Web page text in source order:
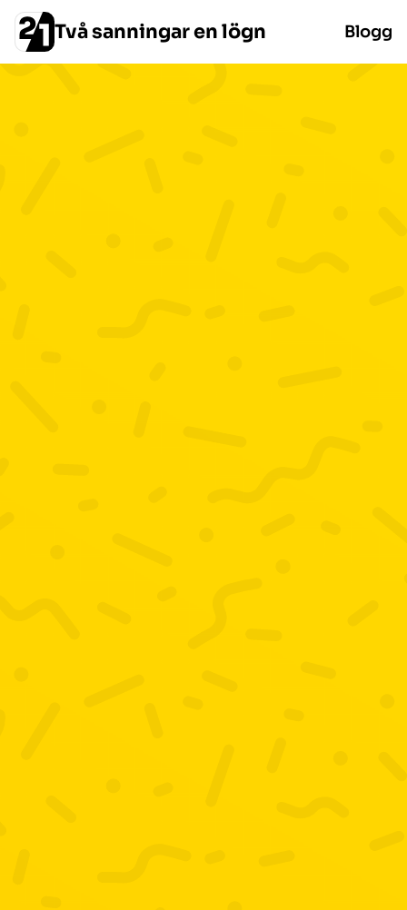
Två sanningar en lögn Blogg